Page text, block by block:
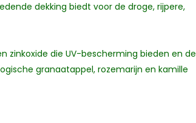
dekking biedt voor de droge, rijpere,
zinkoxide die UV-bescherming bieden en de
granaatappel, rozemarijn en kamille